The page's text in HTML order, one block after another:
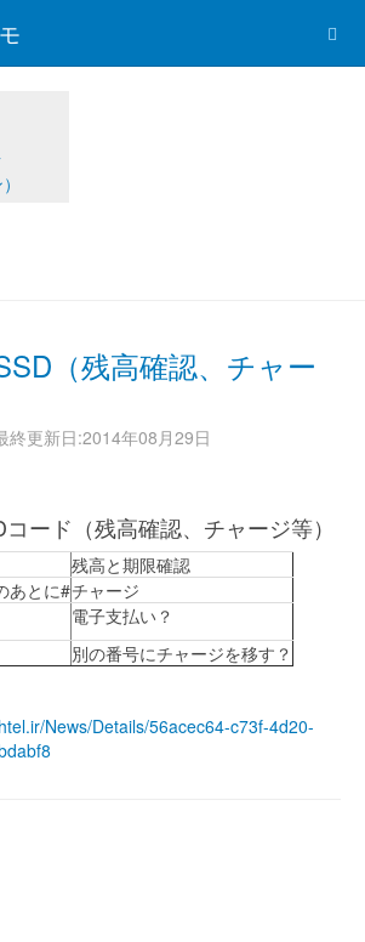
（残高確認、チャー
終更新日:2014年08月29日
ード（残高確認、チャージ等）
残高と期限確認
あとに#チャージ
電子支払い？
別の番号にチャージを移す？
News/Details/56acec64-c73f-4d20-
約確認等（インターネット経由）
Rightel社の契約